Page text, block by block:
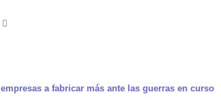
a fabricar más ante las guerras en curso